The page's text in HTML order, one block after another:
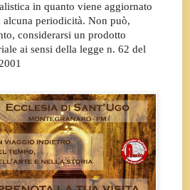
in quanto viene aggiornato
alcuna periodicità. Non può,
considerarsi un prodotto
ai sensi della legge n. 62 del